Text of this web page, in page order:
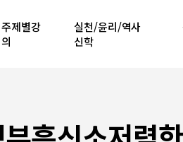
주제별강
의
실천/윤리/역사
신학